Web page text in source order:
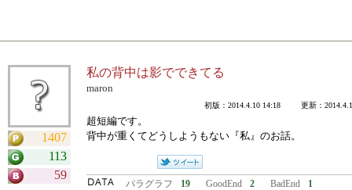
1407
113
59
私の背中は影でできてる
maron
初版：2014.4.10 14:18 更新：
超短編です。
背中が重くてどうしようもない『私』のお話。
パラグラフ 19 GoodEnd 2 BadEnd 1